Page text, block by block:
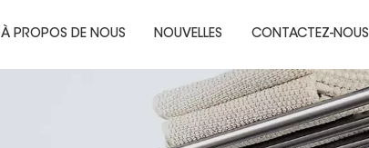
À PROPOS DE NOUS NOUVELLES CONTACTEZ-NOUS